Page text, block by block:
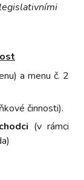
a menu č. 2
činnosti).
(v rámci